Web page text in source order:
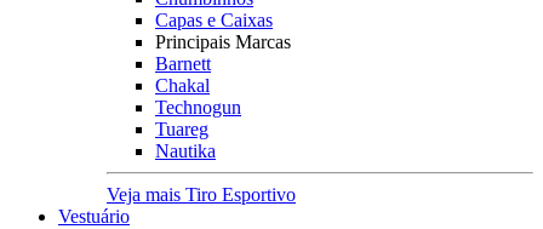
Capas e Caixas
Principais Marcas
Barnett
Chakal
Technogun
Tuareg
Nautika
Veja mais Tiro Esportivo
Vestuário